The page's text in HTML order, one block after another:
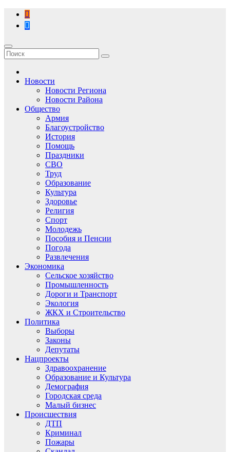
Перейти
содержимому
Новости
Новости Региона
Новости Района
Общество
Армия
Благоустройство
История
Помощь
Праздники
СВО
Труд
Образование
Культура
Здоровье
Религия
Спорт
Молодежь
Пособия и Пенсии
Погода
Развлечения
Экономика
Сельское хозяйство
Промышленность
Дороги и Транспорт
Экология
ЖКХ и Строительство
Политика
Выборы
Законы
Депутаты
Нацпроекты
Здравоохранение
Образование и Культура
Демография
Городская среда
Малый бизнес
Происшествия
ДТП
Криминал
Пожары